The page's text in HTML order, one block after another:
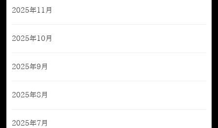
2025年11月
2025年10月
2025年9月
2025年8月
2025年7月